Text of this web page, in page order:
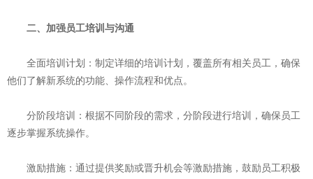
二、加强员工培训与沟通
‌全面培训计划‌：制定详细的培训计划，覆盖所有相关员工，确保
他们了解新系统的功能、操作流程和优点。
‌分阶段培训‌：根据不同阶段的需求，分阶段进行培训，确保员工
逐步掌握系统操作。
‌激励措施‌：通过提供奖励或晋升机会等激励措施，鼓励员工积极